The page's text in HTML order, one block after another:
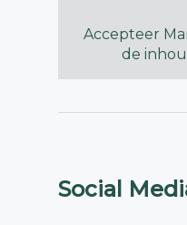
Accepteer
de
Social